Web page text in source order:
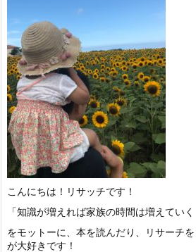
こんにちは！リサッチです！
「知識が増えれば家族の時間は増えていく
をモットーに、本を読んだり、リサーチ
が大好きです！